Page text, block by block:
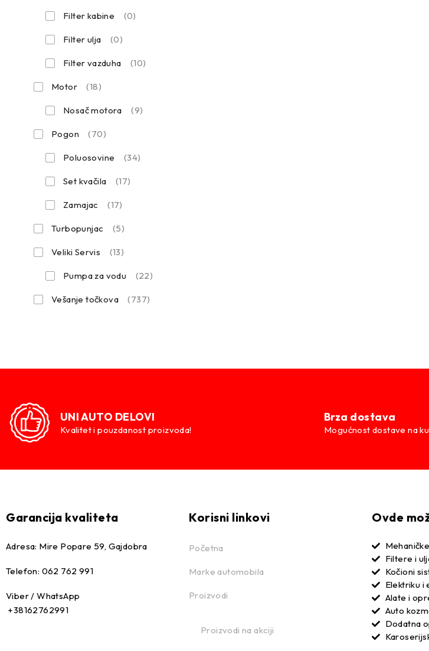
Filter kabine (0)
Filter ulja (0)
Filter vazduha (10)
Motor (18)
Nosač motora (9)
Pogon (70)
Poluosovine (34)
Set kvačila (17)
Zamajac (17)
Turbopunjac (5)
Veliki Servis (13)
Pumpa za vodu (22)
Vešanje točkova (737)
UNI AUTO DELOVI
Kvalitet i pouzdanost proizvoda!
Brza dostava
Mogućnost dostave na
Garancija kvaliteta
Adresa: Mire Popare 59, Gajdobra
Telefon: 062 762 991
Viber / WhatsApp
+38162762991
Korisni linkovi
Početna
Marke automobila
Proizvodi
Proizvodi na akciji
Ovde
Filtere i
Kočioni
Elektriku i
Alate i
Auto
Dodatna